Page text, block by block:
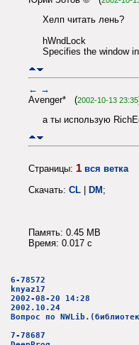
Хелп читать лень?
hWndLock
Specifies the window
← →
Avenger* (2002-10-13 23:35
а ты использую
Страницы: 1 вся ветка
Скачать: CL | DM;
Память: 0.45 MB
Время: 0.017 c
6-78572
knyaz17
2002-08-20 14:28
2002.10.24
Вопрос по
7-78687